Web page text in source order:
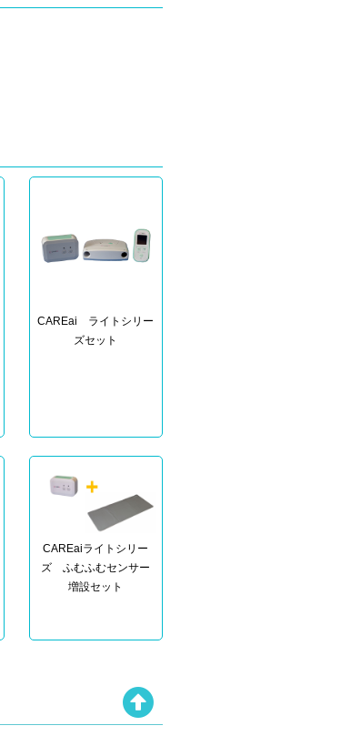
CAREai ライトシリー
ズセット
CAREaiライトシリー
ズ ふむふむセンサー
増設セット